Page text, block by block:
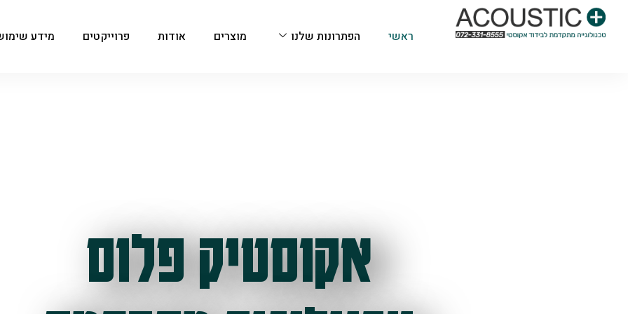
ראשי הפתרונות שלנו מוצרים אודות פרוייקטים מידע
אקוסטיק פלוס